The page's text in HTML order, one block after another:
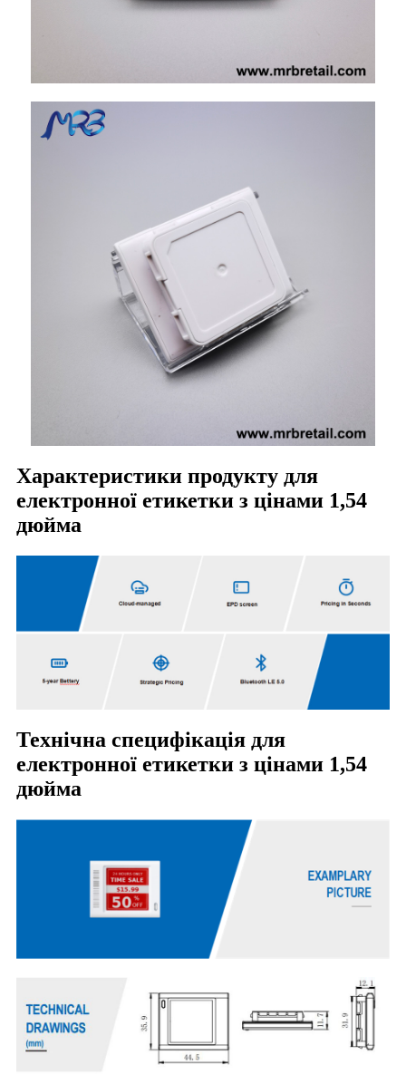
Характеристики продукту для
електронної етикетки з цінами 1,54
дюйма
Технічна специфікація для
електронної етикетки з цінами 1,54
дюйма